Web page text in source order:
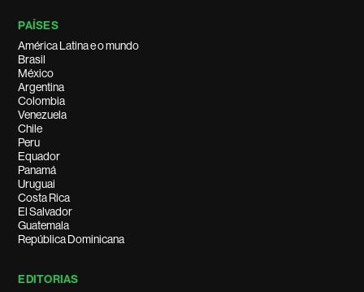
PAÍSES
América Latina e o mundo
Brasil
México
Argentina
Colombia
Venezuela
Chile
Peru
Equador
Panamá
Uruguai
Costa Rica
El Salvador
Guatemala
República Dominicana
EDITORIAS